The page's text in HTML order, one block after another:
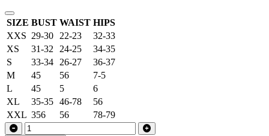
SIZE BUST WAIST HIPS
XXS 29-30 22-23
32-33
XS
31-32 24-25
34-35
S
33-34 26-27
36-37
M
45 56
7-5
L
45 5
6
XL
35-35 46-78
56
XXL 356 56 78-79